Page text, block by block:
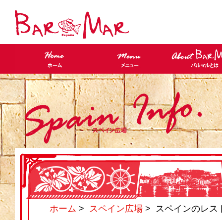
ホーム > スペイン広場 > スペインのレス